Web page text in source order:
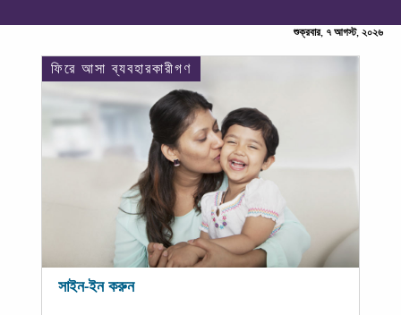
শুক্রবার, ৭ আগস্ট, ২০২৬
ফিরে আসা ব্যবহারকারীগণ
সাইন-ইন করুন